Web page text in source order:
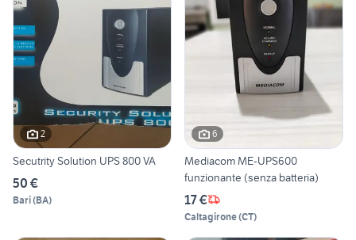
2
Secutrity Solution UPS 800 VA
50 €
Bari(BA)
6
Mediacom ME-UPS600
funzionante (senza batteria)
17 €
Caltagirone(CT)